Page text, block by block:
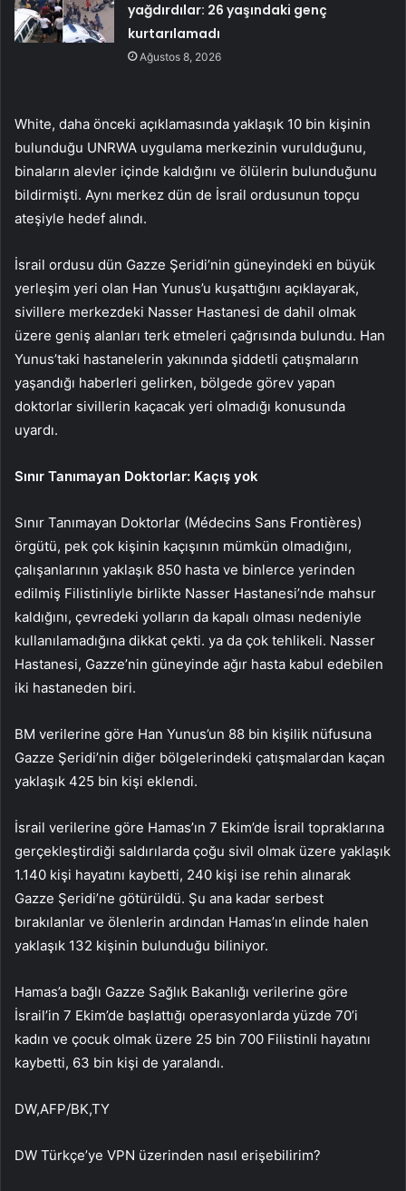
yağdırdılar: 26 yaşındaki genç
kurtarılamadı
Ağustos 8, 2026
White, daha önceki açıklamasında yaklaşık 10 bin kişinin
bulunduğu UNRWA uygulama merkezinin vurulduğunu,
binaların alevler içinde kaldığını ve ölülerin bulunduğunu
bildirmişti. Aynı merkez dün de İsrail ordusunun topçu
ateşiyle hedef alındı.
İsrail ordusu dün Gazze Şeridi’nin güneyindeki en büyük
yerleşim yeri olan Han Yunus’u kuşattığını açıklayarak,
sivillere merkezdeki Nasser Hastanesi de dahil olmak
üzere geniş alanları terk etmeleri çağrısında bulundu. Han
Yunus’taki hastanelerin yakınında şiddetli çatışmaların
yaşandığı haberleri gelirken, bölgede görev yapan
doktorlar sivillerin kaçacak yeri olmadığı konusunda
uyardı.
Sınır Tanımayan Doktorlar: Kaçış yok
Sınır Tanımayan Doktorlar (Médecins Sans Frontières)
örgütü, pek çok kişinin kaçışının mümkün olmadığını,
çalışanlarının yaklaşık 850 hasta ve binlerce yerinden
edilmiş Filistinliyle birlikte Nasser Hastanesi’nde mahsur
kaldığını, çevredeki yolların da kapalı olması nedeniyle
kullanılamadığına dikkat çekti. ya da çok tehlikeli. Nasser
Hastanesi, Gazze’nin güneyinde ağır hasta kabul edebilen
iki hastaneden biri.
BM verilerine göre Han Yunus’un 88 bin kişilik nüfusuna
Gazze Şeridi’nin diğer bölgelerindeki çatışmalardan kaçan
yaklaşık 425 bin kişi eklendi.
İsrail verilerine göre Hamas’ın 7 Ekim’de İsrail topraklarına
gerçekleştirdiği saldırılarda çoğu sivil olmak üzere yaklaşık
1.140 kişi hayatını kaybetti, 240 kişi ise rehin alınarak
Gazze Şeridi’ne götürüldü. Şu ana kadar serbest
bırakılanlar ve ölenlerin ardından Hamas’ın elinde halen
yaklaşık 132 kişinin bulunduğu biliniyor.
Hamas’a bağlı Gazze Sağlık Bakanlığı verilerine göre
İsrail’in 7 Ekim’de başlattığı operasyonlarda yüzde 70’i
kadın ve çocuk olmak üzere 25 bin 700 Filistinli hayatını
kaybetti, 63 bin kişi de yaralandı.
DW,AFP/BK,TY
DW Türkçe’ye VPN üzerinden nasıl erişebilirim?